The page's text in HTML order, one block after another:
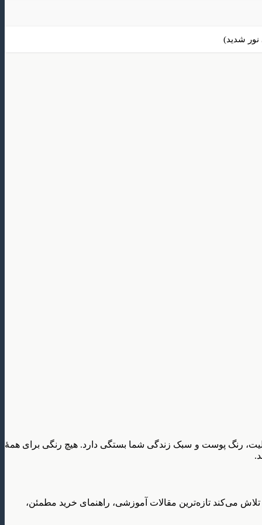
نور شدید)
رنگ پوست و سبک زندگی شما بستگی دارد. هیچ رنگی برای همهٔ
می‌کند تازه‌ترین مقالات آموزشی، راهنمای خرید مطمئن،